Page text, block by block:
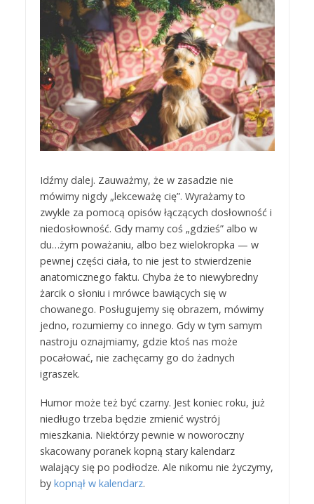
Idźmy dalej. Zauważmy, że w zasadzie nie
mówimy nigdy „lekceważę cię”. Wyrażamy to
zwykle za pomocą opisów łączących dosłowność i
niedosłowność. Gdy mamy coś „gdzieś” albo w
du…żym poważaniu, albo bez wielokropka — w
pewnej części ciała, to nie jest to stwierdzenie
anatomicznego faktu. Chyba że to niewybredny
żarcik o słoniu i mrówce bawiących się w
chowanego. Posługujemy się obrazem, mówimy
jedno, rozumiemy co innego. Gdy w tym samym
nastroju oznajmiamy, gdzie ktoś nas może
pocałować, nie zachęcamy go do żadnych
igraszek.
Humor może też być czarny. Jest koniec roku, już
niedługo trzeba będzie zmienić wystrój
mieszkania. Niektórzy pewnie w noworoczny
skacowany poranek kopną stary kalendarz
walający się po podłodze. Ale nikomu nie życzymy,
by kopnął w kalendarz.